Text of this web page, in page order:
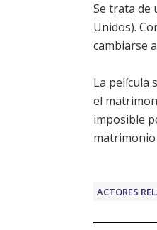
Se trata de
Unidos).
cambiarse a
La película
el
imposible
matrimonio
ACTORES